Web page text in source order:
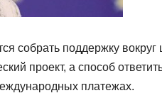
собрать поддержку
проект, а способ
платежах.